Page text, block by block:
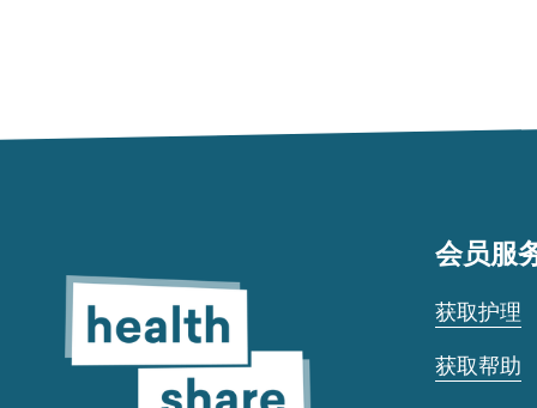
会员服
获取护理
获取帮助